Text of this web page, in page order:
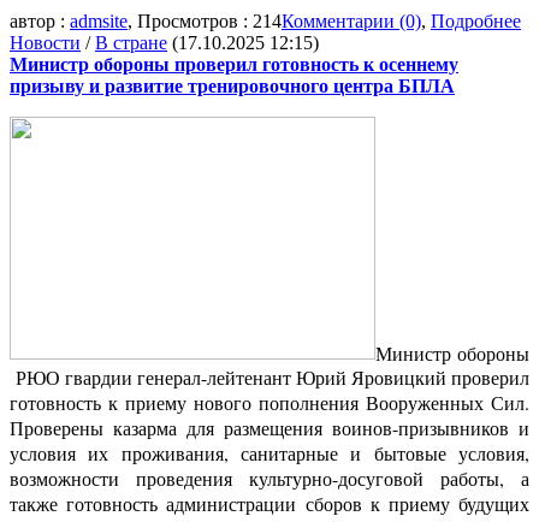
автор : admsite, Просмотров : 214Комментарии (0), Подробнее
Новости /В стране (17.10.2025 12:15)
Министр обороны проверил готовность к осеннему
призыву и развитие тренировочного центра БПЛА
Министр обороны
РЮО гвардии генерал-лейтенант Юрий Яровицкий проверил
готовность к приему нового пополнения Вооруженных Сил.
Проверены казарма для размещения воинов-призывников и
условия их проживания, санитарные и бытовые условия,
возможности проведения культурно-досуговой работы, а
также готовность администрации сборов к приему будущих